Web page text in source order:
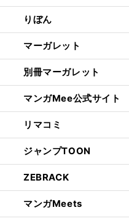
りぼん
マーガレット
別冊マーガレット
マンガMee公式サイト
リマコミ
ジャンプTOON
ZEBRACK
マンガMeets